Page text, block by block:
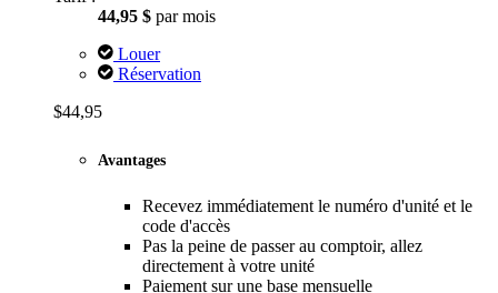
44,95 $ par mois
Louer
Réservation
$44,95
Avantages
Recevez immédiatement le numéro d'unité et le
code d'accès
Pas la peine de passer au comptoir, allez
directement à votre unité
Paiement sur une base mensuelle